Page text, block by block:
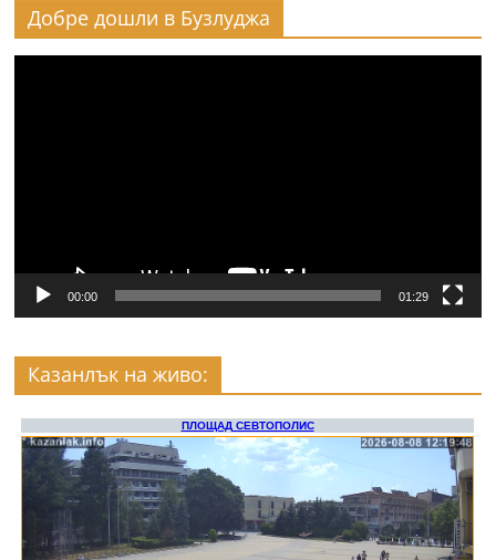
Добре дошли в Бузлуджа
00:00 01:29
Казанлък на живо: